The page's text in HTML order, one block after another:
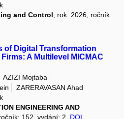
and Control , rok: 2026, ročník:
of Digital Transformation
A Multilevel MICMAC
AZIZI Mojtaba
ZARERAVASAN Ahad
ENGINEERING AND
152, vydání: 2, DOI